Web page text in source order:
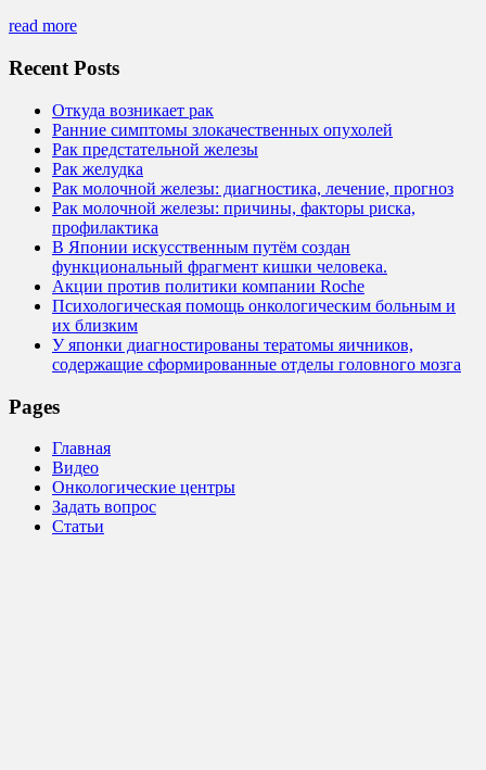
read more
Recent Posts
Откуда возникает рак
Ранние симптомы злокачественных опухолей
Рак предстательной железы
Рак желудка
Рак молочной железы: диагностика, лечение, прогноз
Рак молочной железы: причины, факторы риска,
профилактика
В Японии искусственным путём создан
функциональный фрагмент кишки человека.
Акции против политики компании Roche
Психологическая помощь онкологическим больным и
их близким
У японки диагностированы тератомы яичников,
содержащие сформированные отделы головного мозга
Pages
Главная
Видео
Онкологические центры
Задать вопрос
Статьи